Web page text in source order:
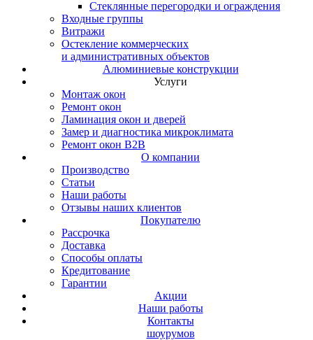
Стеклянные перегородки и ограждения
Входные группы
Витражи
Остекление коммерческих
и административных объектов
Алюминиевые конструкции
Услуги
Монтаж окон
Ремонт окон
Ламинация окон и дверей
Замер и диагностика микроклимата
Ремонт окон B2B
О компании
Производство
Статьи
Наши работы
Отзывы наших клиентов
Покупателю
Рассрочка
Доставка
Способы оплаты
Кредитование
Гарантии
Акции
Наши работы
Контакты
шоурумов